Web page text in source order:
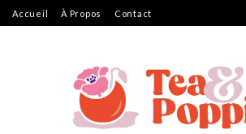
Accueil À Propos Contact